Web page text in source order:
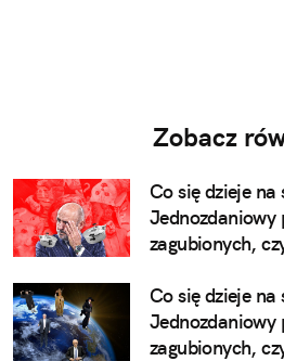
Zobacz
Co się dzieje na
Jednozdaniowy
zagubionych,
Co się dzieje na
Jednozdaniowy
zagubionych,